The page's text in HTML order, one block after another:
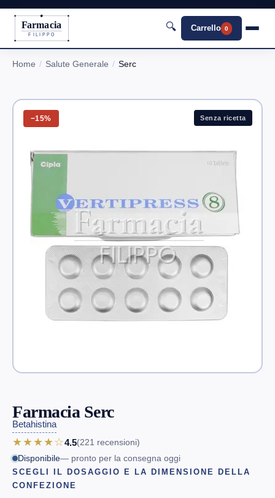
Farmacia
FILIPPO
🔍 Carrello 0
Home Salute Generale Serc
−15% Senza ricetta
Farmacia Serc
Betahistina
★★★★☆4.5(221 recensioni)
Disponibile— pronto per la consegna oggi
SCEGLI IL DOSAGGIO E LA DIMENSIONE DELLA
CONFEZIONE